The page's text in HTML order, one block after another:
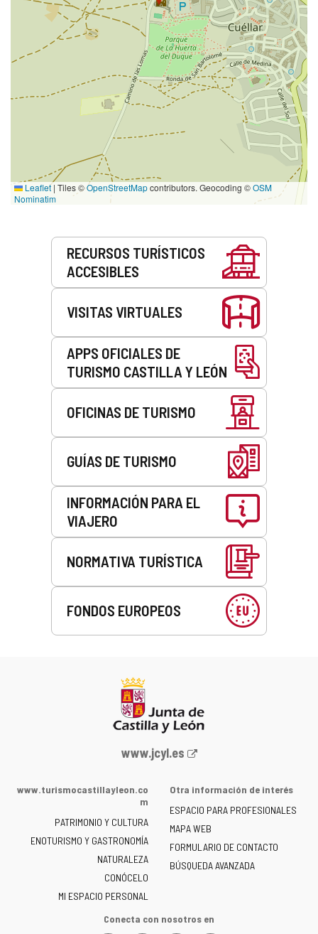
Leaflet | Tiles ©OpenStreetMapcontributors. Geocoding ©OSM
Nominatim
RECURSOS TURÍSTICOS
ACCESIBLES
VISITAS VIRTUALES
APPS OFICIALES DE
TURISMO CASTILLA Y LEÓN
OFICINAS DE TURISMO
GUÍAS DE TURISMO
INFORMACIÓN PARA EL
VIAJERO
NORMATIVA TURÍSTICA
FONDOS EUROPEOS
Portal
la
de
Castilla
y
León
-
www.jcyl.es
www.turismocastillayleon.co
m
PATRIMONIO Y CULTURA
ENOTURISMO Y GASTRONOMÍA
NATURALEZA
CONÓCELO
MI ESPACIO PERSONAL
Otra información de interés
ESPACIO PARA PROFESIONALES
MAPA WEB
FORMULARIO DE CONTACTO
BÚSQUEDA AVANZADA
Conecta con nosotros en